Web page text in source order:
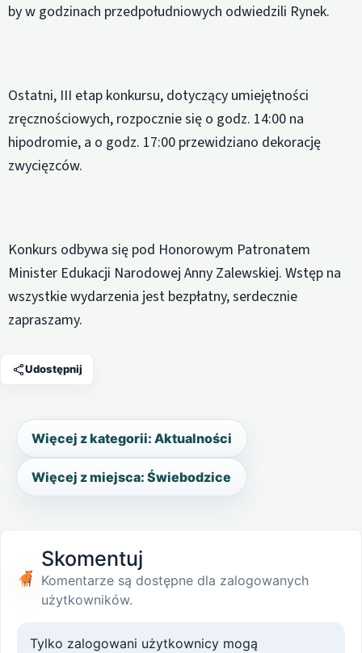
by w godzinach przedpołudniowych odwiedzili Rynek.
Ostatni, III etap konkursu, dotyczący umiejętności
zręcznościowych, rozpocznie się o godz. 14:00 na
hipodromie, a o godz. 17:00 przewidziano dekorację
zwycięzców.
Konkurs odbywa się pod Honorowym Patronatem
Minister Edukacji Narodowej Anny Zalewskiej. Wstęp na
wszystkie wydarzenia jest bezpłatny, serdecznie
zapraszamy.
Udostępnij
Więcej z kategorii: Aktualności
Więcej z miejsca: Świebodzice
Skomentuj
Komentarze są dostępne dla zalogowanych
użytkowników.
Tylko zalogowani użytkownicy mogą